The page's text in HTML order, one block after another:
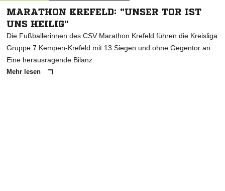
MARATHON KREFELD: "UNSER TOR IST
UNS HEILIG"
Die Fußballerinnen des CSV Marathon Krefeld führen die Kreisliga
Gruppe 7 Kempen-Krefeld mit 13 Siegen und ohne Gegentor an.
Eine herausragende Bilanz.
Mehr lesen